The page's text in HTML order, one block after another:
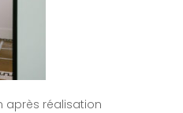
après réalisation